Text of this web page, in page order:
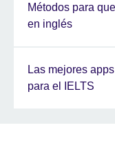
Métodos para
en inglés
Las mejores
para el IELTS